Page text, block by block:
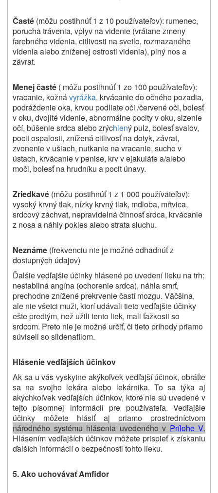
Časté (môžu postihnúť 1 z 10 používateľov): rumenec,
porucha trávenia, vplyv na videnie (vrátane zmeny
farebného videnia, citlivosti na svetlo, rozmazaného
videnia alebo zníženej ostrosti videnia), plný nos a
závrat.
Menej časté ( môžu postihnúť 1 zo 100 používateľov):
vracanie, kožnávyrážka, krvácanie do očného pozadia,
podráždenie oka, krvou podliate oči /červené oči, bolesť
v oku, dvojité videnie, abnormálne pocity v oku, slzenie
očí, búšenie srdca alebo zrýchlený pulz, bolesť svalov,
pocit ospalosti, znížená citlivosť na dotyk, závrat,
zvonenie v ušiach, nutkanie na vracanie, sucho v
ústach, krvácanie v penise, krv v ejakuláte a/alebo
moči, bolesť na hrudníku a pocit únavy.
Zriedkavé (môžu postihnúť 1 z 1 000 používateľov):
vysoký krvný tlak, nízky krvný tlak, mdloba, mŕtvica,
srdcový záchvat, nepravidelná činnosť srdca, krvácanie
z nosa a náhly pokles alebo strata sluchu.
Neznáme (frekvenciu nie je možné odhadnúť z
dostupných údajov)
Ďalšie vedľajšie účinky hlásené po uvedení lieku na trh:
nestabilná angína (ochorenie srdca), náhla smrť,
prechodne znížené prekrvenie častí mozgu. Väčšina,
ale nie všetci muži, ktorí udávali tieto vedľajšie účinky
ešte predtým, než užili tento liek, mali ťažkosti so
srdcom. Preto nie je možné určiť, či tieto príhody priamo
súviseli so sildenafilom.
Hlásenie vedľajších účinkov
Ak sa u vás vyskytne akýkoľvek vedľajší účinok, obráťte
sa na svojho lekára alebo lekárnika. To sa týka aj
akýchkoľvek vedľajších účinkov, ktoré nie sú uvedené v
tejto písomnej informácii pre používateľa. Vedľajšie
účinky môžete hlásiť aj priamo prostredníctvom
národného systému hlásenia uvedeného v Prílohe V.
Hlásením vedľajších účinkov môžete prispieť k získaniu
ďalších informácií o bezpečnosti tohto lieku.
5. Ako uchovávať Amfidor